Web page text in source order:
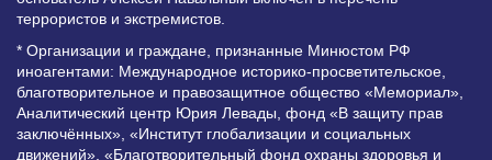
террористов и экстремистов.
* Организации и граждане, признанные Минюстом РФ
иноагентами: Международное историко-просветительское,
благотворительное и правозащитное общество «Мемориал»,
Аналитический центр Юрия Левады, фонд «В защиту прав
заключённых», «Институт глобализации и социальных
движений», «Благотворительный фонд охраны здоровья и